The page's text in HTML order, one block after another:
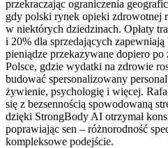
przekraczając ograniczenia
gdy polski rynek opieki zdrowotnej
w niektórych dziedzinach. Opłaty
i 20% dla sprzedających zapewniają
pieniądze przekazywane dopiero
Polsce, gdzie wydatki na zdrowie
budować spersonalizowany
żywienie, psychologię i więcej.
się z bezsennością spowodowaną
dzięki StrongBody AI otrzymał
poprawiając sen – różnorodność
kompleksowe podejście.